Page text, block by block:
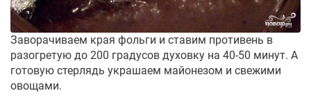
Заворачиваем края фольги и ставим противень в
разогретую до 200 градусов духовку на 40-50 минут. А
готовую стерлядь украшаем майонезом и свежими
овощами.